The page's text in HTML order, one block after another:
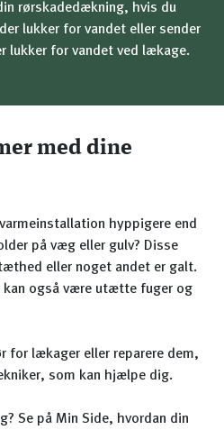
rørskadedækning, hvis du
lukker for vandet eller sender
lukker for vandet ved lækage.
med dine
hyppigere end
på væg eller gulv? Disse
eller noget andet er galt.
kan også være utætte fuger og
for lækager eller reparere dem,
som kan hjælpe dig.
Se på Min Side, hvordan din